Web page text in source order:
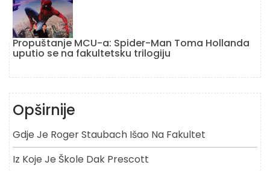
Propuštanje MCU-a: Spider-Man Toma Hollanda
uputio se na fakultetsku trilogiju
Opširnije
Gdje Je Roger Staubach Išao Na Fakultet
Iz Koje Je Škole Dak Prescott